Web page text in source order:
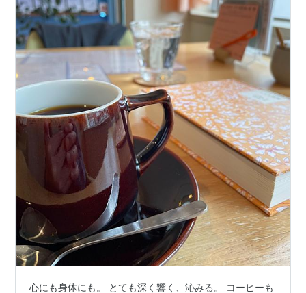
心にも身体にも。 とても深く響く、沁みる。 コーヒーも